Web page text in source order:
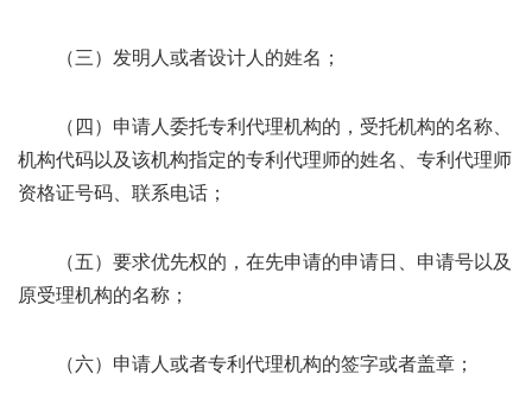
（三）发明人或者设计人的姓名；
（四）申请人委托专利代理机构的，受托机构的名称、
机构代码以及该机构指定的专利代理师的姓名、专利代理师
资格证号码、联系电话；
（五）要求优先权的，在先申请的申请日、申请号以及
原受理机构的名称；
（六）申请人或者专利代理机构的签字或者盖章；